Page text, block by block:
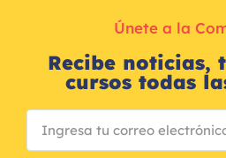
Únete a la
Recibe noticias,
cursos todas